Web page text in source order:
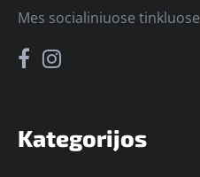
Kategorijos
Mes socialiniuose tinkluose